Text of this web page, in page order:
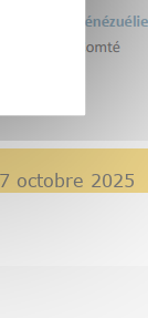
octobre 2025